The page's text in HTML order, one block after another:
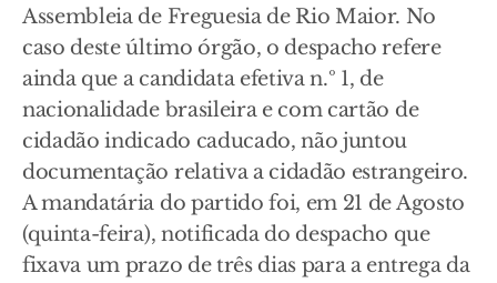
Assembleia de Freguesia de Rio Maior. No
caso deste último órgão, o despacho refere
ainda que a candidata efetiva n.º 1, de
nacionalidade brasileira e com cartão de
cidadão indicado caducado, não juntou
documentação relativa a cidadão estrangeiro.
A mandatária do partido foi, em 21 de Agosto
(quinta-feira), notificada do despacho que
fixava um prazo de três dias para a entrega da